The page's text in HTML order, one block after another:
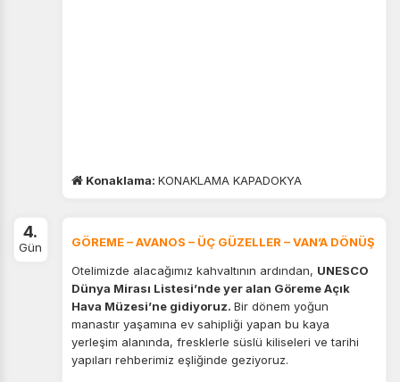
Konaklama: KONAKLAMA KAPADOKYA
4.
Gün
GÖREME – AVANOS – ÜÇ GÜZELLER – VAN’A DÖNÜŞ
Otelimizde alacağımız kahvaltının ardından, UNESCO
Dünya Mirası Listesi’nde yer alan Göreme Açık
Hava Müzesi’ne gidiyoruz. Bir dönem yoğun
manastır yaşamına ev sahipliği yapan bu kaya
yerleşim alanında, fresklerle süslü kiliseleri ve tarihi
yapıları rehberimiz eşliğinde geziyoruz.